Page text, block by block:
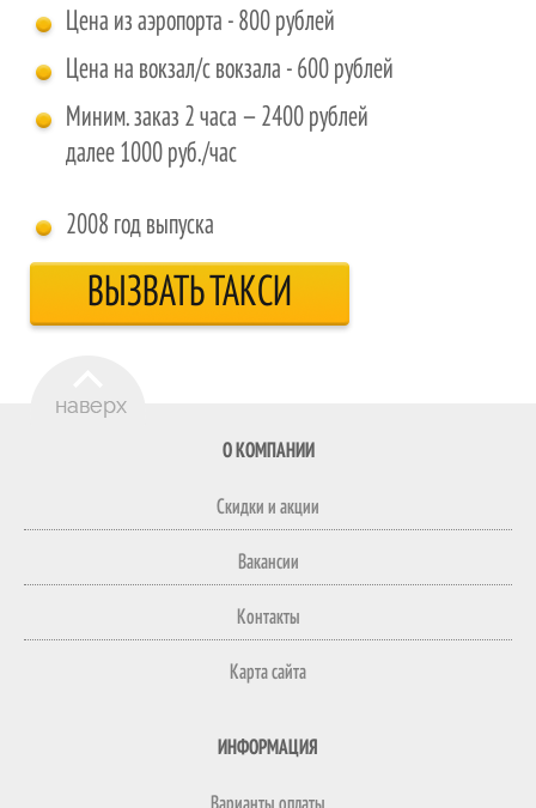
Цена из аэропорта - 800 рублей
Цена на вокзал/с вокзала - 600 рублей
Миним. заказ 2 часа — 2400 рублей
далее 1000 руб./час
2008 год выпуска
ВЫЗВАТЬ ТАКСИ
О КОМПАНИИ
Скидки и акции
Вакансии
Контакты
Карта сайта
ИНФОРМАЦИЯ